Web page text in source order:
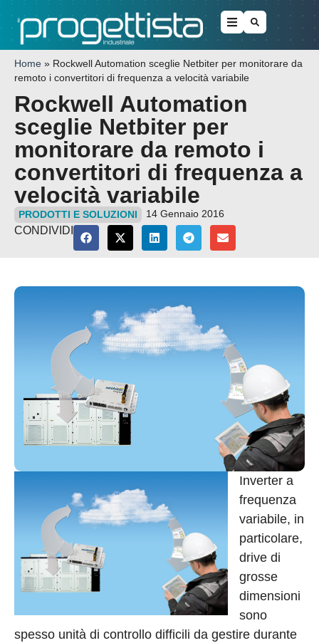
Home » Rockwell Automation sceglie Netbiter per monitorare da
remoto i convertitori di frequenza a velocità variabile
Rockwell Automation
sceglie Netbiter per
monitorare da remoto i
convertitori di frequenza a
velocità variabile
PRODOTTI E SOLUZIONI 14 Gennaio 2016
CONDIVIDI
Inverter a
frequenza
variabile, in
particolare,
drive di
grosse
dimensioni
sono
spesso unità di controllo difficili da gestire durante